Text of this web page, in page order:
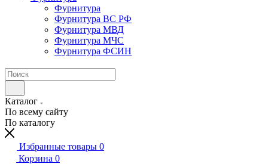
Фурнитура
Фурнитура ВС РФ
Фурнитура МВД
Фурнитура МЧС
Фурнитура ФСИН
Каталог
По всему сайту
По каталогу
Избранные товары 0
Корзина 0